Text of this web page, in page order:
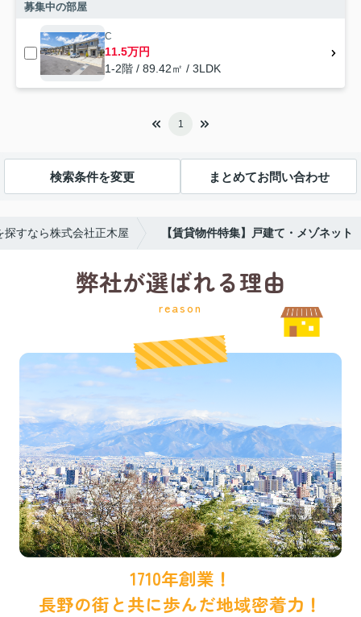
募集中の部屋
C
11.5万円
1-2階 / 89.42㎡ / 3LDK
1
検索条件を変更 まとめてお問い合わせ
すなら株式会社正木屋 【賃貸物件特集】戸建て・メゾネット
弊社が選ばれる理由
reason
1710年創業！
長野の街と共に歩んだ地域密着力！